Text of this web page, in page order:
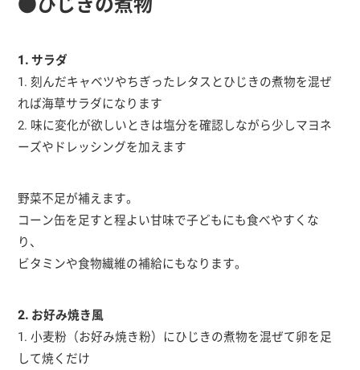
●ひじきの煮物
1. サラダ
1. 刻んだキャベツやちぎったレタスとひじきの煮物を混ぜ
れば海草サラダになります
2. 味に変化が欲しいときは塩分を確認しながら少しマヨネ
ーズやドレッシングを加えます
野菜不足が補えます。
コーン缶を足すと程よい甘味で子どもにも食べやすくな
り、
ビタミンや食物繊維の補給にもなります。
2. お好み焼き風
1. 小麦粉（お好み焼き粉）にひじきの煮物を混ぜて卵を足
して焼くだけ